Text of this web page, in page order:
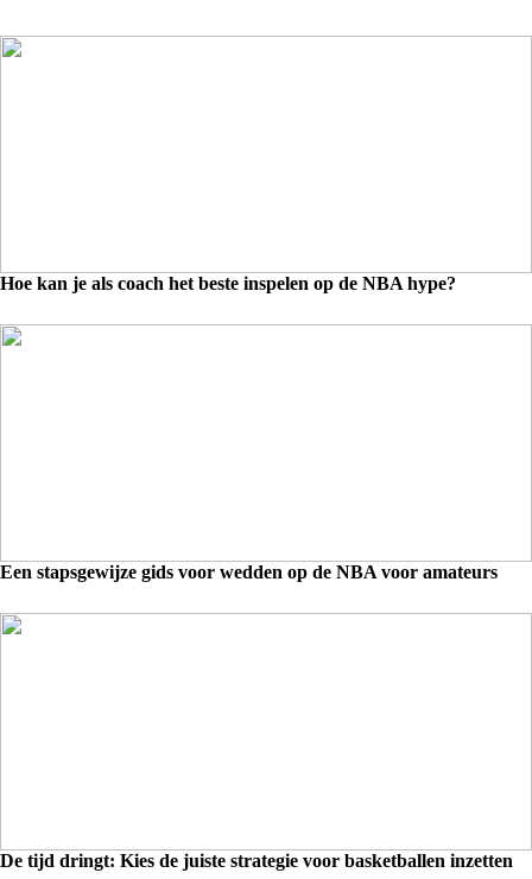
Hoe kan je als coach het beste inspelen op de NBA hype?
Een stapsgewijze gids voor wedden op de NBA voor amateurs
De tijd dringt: Kies de juiste strategie voor basketballen inzetten